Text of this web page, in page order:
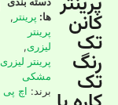
کانن
تک
رنگ
تک
ها: پرینتر ,
پرینتر
لیزری,
پرینتر لیزری
مشکی
برند: اچ پی